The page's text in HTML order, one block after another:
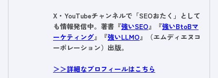
X・YouTubeチャンネルで「SEOおたく」として
も情報発信中。著書『強いSEO』『強いBtoBマ
ーケティング』『強いLLMO』（エムディエヌコ
ーポレーション）出版。
＞＞詳細なプロフィールはこちら